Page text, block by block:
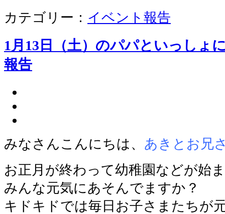
カテゴリー： イベント報告
1月13日（土）のパパといっしょ
報告
みなさんこんにちは、 あきとお兄
お正月が終わって幼稚園などが始
みんな元気にあそんでますか？
キドキドでは毎日お子さまたちが